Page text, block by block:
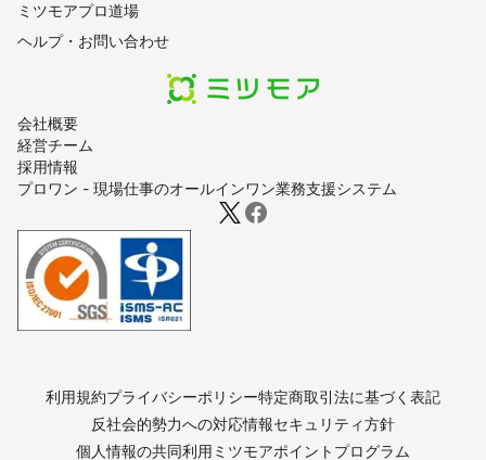
会社概要
経営チーム
採用情報
プロワン - 現場仕事のオールインワン業務支援システム
ミツモアプロ道場
ヘルプ・お問い合わせ
利用規約プライバシーポリシー特定商取引法に基づく表記
反社会的勢力への対応情報セキュリティ方針
個人情報の共同利用 ミツモアポイントプログラム